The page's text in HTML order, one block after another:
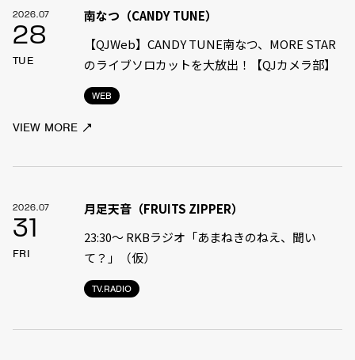
2026.07
28
TUE
WEB
南なつ（CANDY TUNE）
【QJWeb】CANDY TUNE南なつ、MORE STAR
のライブソロカットを大放出！【QJカメラ部】
VIEW MORE
2026.07
31
FRI
TV.RADIO
月足天音（FRUITS ZIPPER）
23:30〜 RKBラジオ「あまねきのねえ、聞い
て？」（仮）